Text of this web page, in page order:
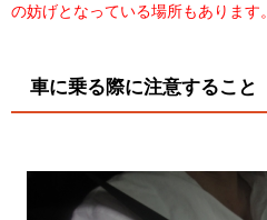
の妨げとなっている場所もあります。
車に乗る際に注意すること